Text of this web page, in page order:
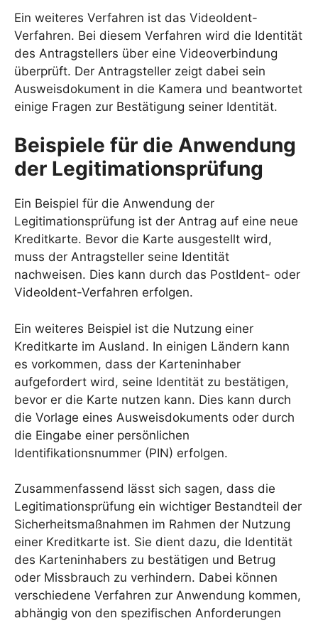
Ein weiteres Verfahren ist das VideoIdent-
Verfahren. Bei diesem Verfahren wird die Identität
des Antragstellers über eine Videoverbindung
überprüft. Der Antragsteller zeigt dabei sein
Ausweisdokument in die Kamera und beantwortet
einige Fragen zur Bestätigung seiner Identität.
Beispiele für die Anwendung
der Legitimationsprüfung
Ein Beispiel für die Anwendung der
Legitimationsprüfung ist der Antrag auf eine neue
Kreditkarte. Bevor die Karte ausgestellt wird,
muss der Antragsteller seine Identität
nachweisen. Dies kann durch das PostIdent- oder
VideoIdent-Verfahren erfolgen.
Ein weiteres Beispiel ist die Nutzung einer
Kreditkarte im Ausland. In einigen Ländern kann
es vorkommen, dass der Karteninhaber
aufgefordert wird, seine Identität zu bestätigen,
bevor er die Karte nutzen kann. Dies kann durch
die Vorlage eines Ausweisdokuments oder durch
die Eingabe einer persönlichen
Identifikationsnummer (PIN) erfolgen.
Zusammenfassend lässt sich sagen, dass die
Legitimationsprüfung ein wichtiger Bestandteil der
Sicherheitsmaßnahmen im Rahmen der Nutzung
einer Kreditkarte ist. Sie dient dazu, die Identität
des Karteninhabers zu bestätigen und Betrug
oder Missbrauch zu verhindern. Dabei können
verschiedene Verfahren zur Anwendung kommen,
abhängig von den spezifischen Anforderungen